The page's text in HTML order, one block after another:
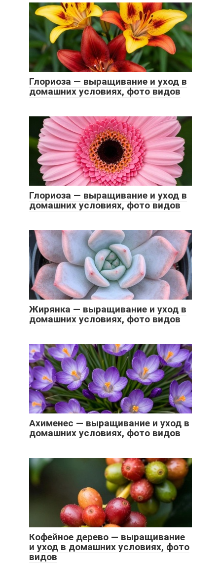
Глориоза — выращивание и уход в
домашних условиях, фото видов
Глориоза — выращивание и уход в
домашних условиях, фото видов
Жирянка — выращивание и уход в
домашних условиях, фото видов
Ахименес — выращивание и уход в
домашних условиях, фото видов
Кофейное дерево — выращивание
и уход в домашних условиях, фото
видов